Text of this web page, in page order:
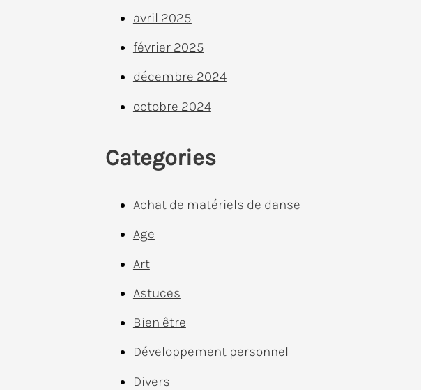
avril 2025
février 2025
décembre 2024
octobre 2024
Categories
Achat de matériels de danse
Age
Art
Astuces
Bien être
Développement personnel
Divers